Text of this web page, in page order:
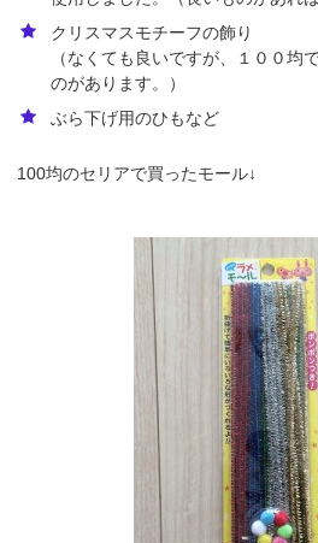
クリスマスモチーフの飾り
（なくても良いですが、１００均
のがあります。）
ぶら下げ用のひもなど
100均のセリアで買ったモール↓